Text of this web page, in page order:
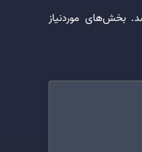
بخش‌های موردنیاز